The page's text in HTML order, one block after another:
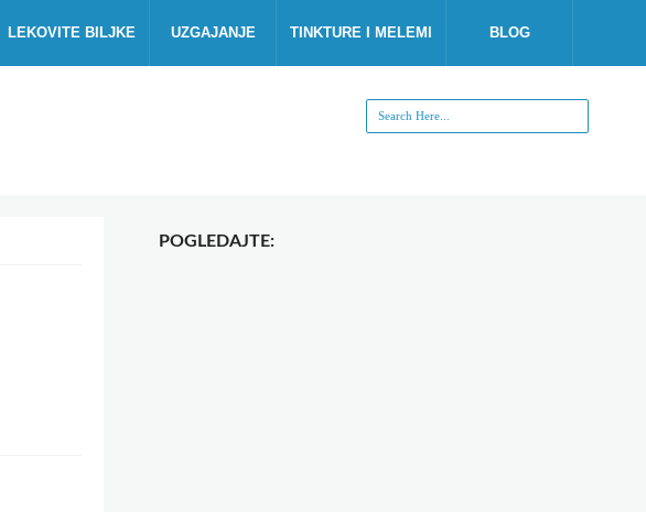
LEKOVITE BILJKE UZGAJANJE TINKTURE I MELEMI BLOG
POGLEDAJTE: